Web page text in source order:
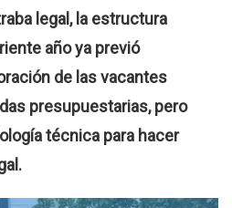
legal, la estructura
año ya previó
de las vacantes
presupuestarias, pero
técnica para hacer